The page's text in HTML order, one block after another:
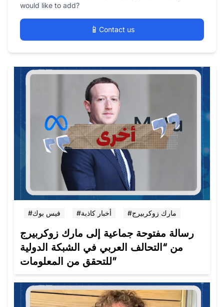
would like to add?
📱 Contact us
#فيس بوك #أخبار كاذبة #مارك زوكربيرج
رسالة مفتوحة جماعية إلى مارك زوكربيرج
من “التحالف العربي في الشبكة الدولية
للتحقق من المعلومات”